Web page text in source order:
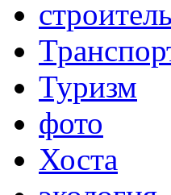
Туризм
фото
Хоста